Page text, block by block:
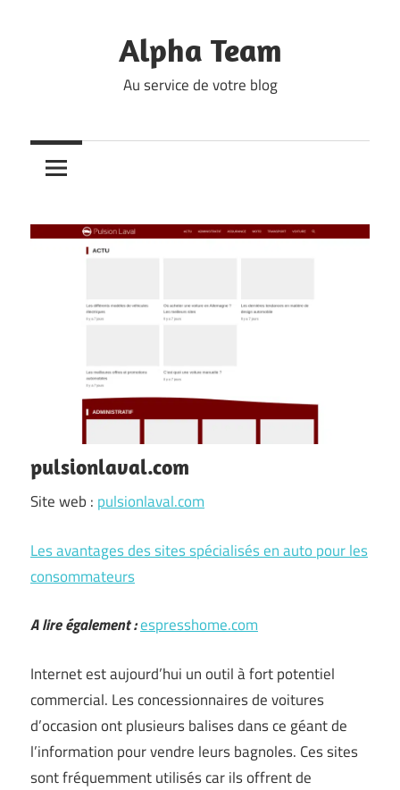
Alpha Team
Au service de votre blog
pulsionlaval.com
Site web : pulsionlaval.com
Les avantages des sites spécialisés en auto pour les
consommateurs
A lire également :espresshome.com
Internet est aujourd’hui un outil à fort potentiel
commercial. Les concessionnaires de voitures
d’occasion ont plusieurs balises dans ce géant de
l’information pour vendre leurs bagnoles. Ces sites
sont fréquemment utilisés car ils offrent de